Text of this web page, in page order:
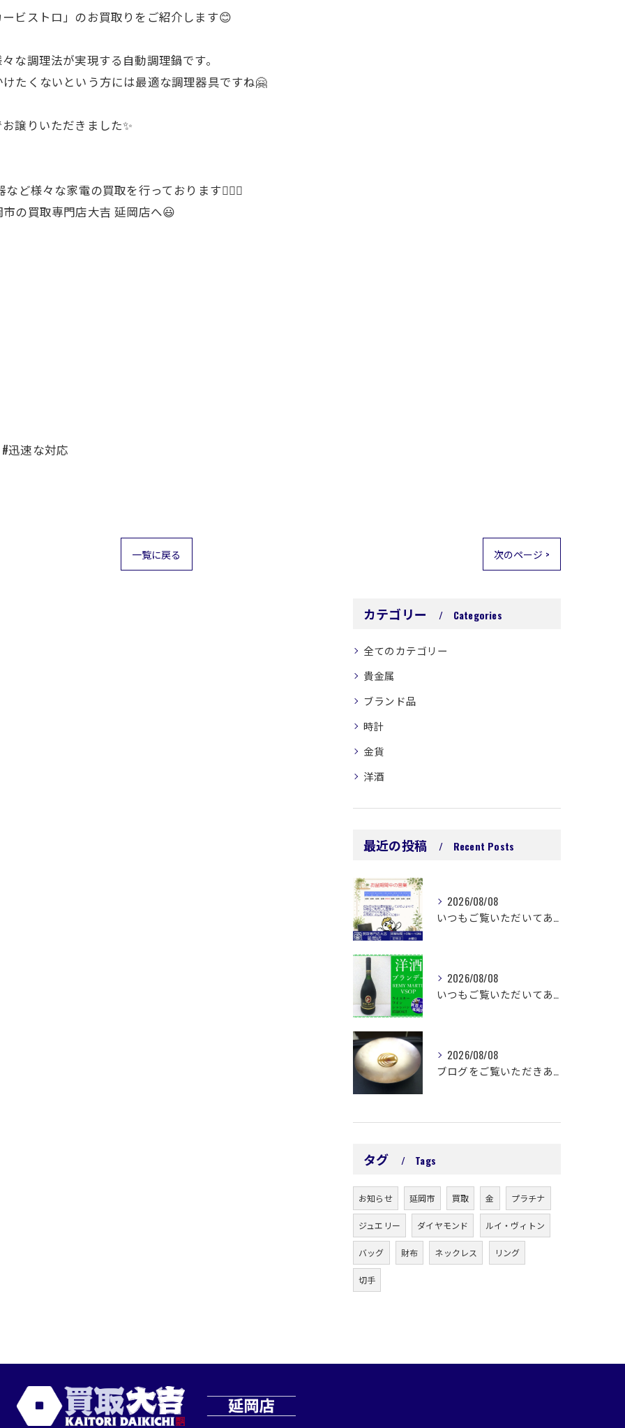
ービストロ」のお買取りをご紹介します😊
な調理法が実現する自動調理鍋です。
たくないという方には最適な調理器具ですね🤗
譲りいただきました✨
ど様々な家電の買取を行っております🙋‍♀️✨
の買取専門店大吉 延岡店へ😃
迅速な対応
一覧に戻る 次のページ >
カテゴリー Categories
全てのカテゴリー
貴金属
ブランド品
時計
金貨
洋酒
最近の投稿 Recent Posts
2026/08/08
いつもご覧いただいてありがとうございます😊
2026/08/08
いつもご覧いただいてありがとうございます😊
2026/08/08
ブログをご覧いただきありがとうございます🙇‍♀️ 延岡市浜町...
タグ Tags
お知らせ 延岡市 買取 金 プラチナ
ジュエリー ダイヤモンド ルイ・ヴィトン
バッグ 財布 ネックレス リング
切手